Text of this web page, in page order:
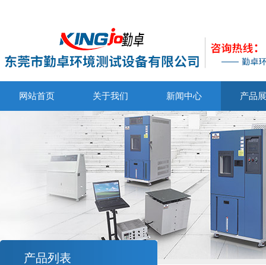
网站首页 关于我们 新闻中心 产品
产品列表